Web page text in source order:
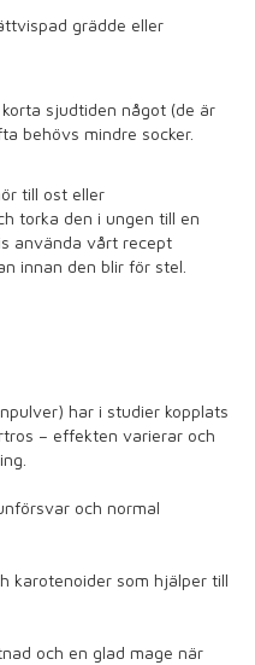
grädde eller
korta sjudtiden något (de är
behövs mindre socker.
till ost eller
torka den i ungen till en
använda vårt recept
innan den blir för stel.
har i studier kopplats
– effekten varierar och
och normal
karotenoider som hjälper till
och en glad mage när